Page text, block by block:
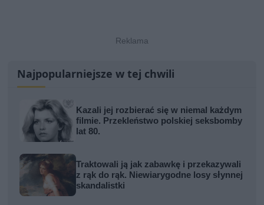
Najpopularniejsze w tej chwili
Kazali jej rozbierać się w niemal każdym
filmie. Przekleństwo polskiej seksbomby
lat 80.
Traktowali ją jak zabawkę i przekazywali
z rąk do rąk. Niewiarygodne losy słynnej
skandalistki